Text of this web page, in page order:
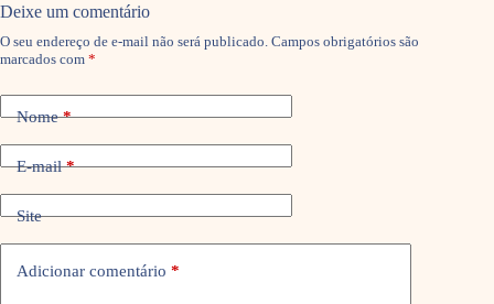
Deixe um comentário
O seu endereço de e-mail não será publicado. Campos obrigatórios são
marcados com *
Nome*
E-mail*
Site
Adicionar comentário *